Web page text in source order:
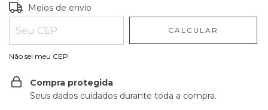
Entregas para o CEP:
Meios de envio
CALCULAR
Não sei meu CEP
Compra protegida
Seus dados cuidados durante toda a compra.